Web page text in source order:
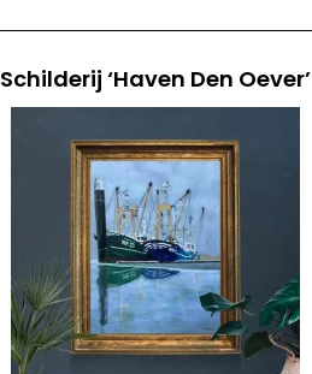
Schilderij ‘Haven Den Oever’